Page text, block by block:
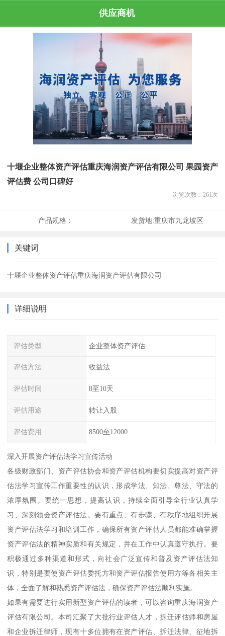
供应商机
十堰企业整体资产评估重庆海润资产评估有限公司 果园资产
评估费 公司口碑好
浏览次数： 261 次
产品规格： 发货地:重庆市九龙坡区
关键词
十堰企业整体资产评估重庆海润资产评估有限公司
详细说明
评估类型 企业整体资产评估
评估方法 收益法
评估时间 8至10天
评估用途 转让入股
评估费用 8500至12000
深入开展资产评估法学习宣传活动
各级财政部门、资产评估协会和资产评估机构要切实提高对资产评
估法学习宣传工作重要性的认识，形成学法、知法、尊法、守法的
浓厚氛围。要统一思想，提高认识，持续全面引导全行业认真学
习、深刻领会资产评估法。要有重点、有步骤、有秩序地组织开展
资产评估法学习和培训工作，确保所有资产评估人员都能准确掌握
资产评估法的精神实质和有关规定，并在工作中认真遵守执行。要
积极通过多种渠道和形式，向社会广泛宣传和普及资产评估法知
识，特别是要使资产评估委托方和资产评估报告使用方等各相关主
体，全面了解和熟悉资产评估法，确保资产评估法顺利实施。
如果有需要进行实用新型资产评估的读者，可以咨询重庆海润资产
评估有限公司。本司汇聚了大批行业评估人才，拆迁评估师和房屋
和企业拆迁律师，现有十多位拥有在资产评估、拆迁法律、征地拆